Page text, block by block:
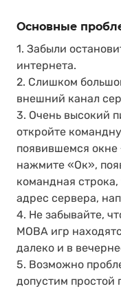
Основные
1. Забыли
интернета.
2. Слишком
внешний канал
3. Очень высокий
откройте
появившемся
нажмите «Ок»,
командная
адрес сервера,
4. Не забывайте,
MOBA игр
далеко и в
5. Возможно
допустим простой